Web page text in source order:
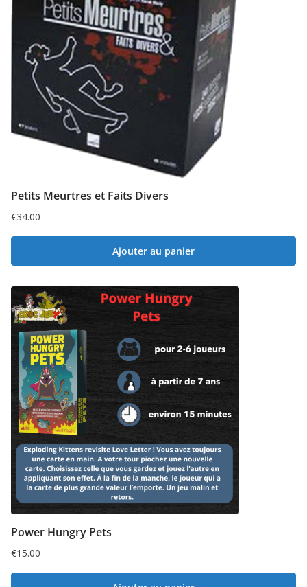
Petits Meurtres et Faits Divers
€34.00
Ajouter au panier
Power Hungry Pets
€15.00